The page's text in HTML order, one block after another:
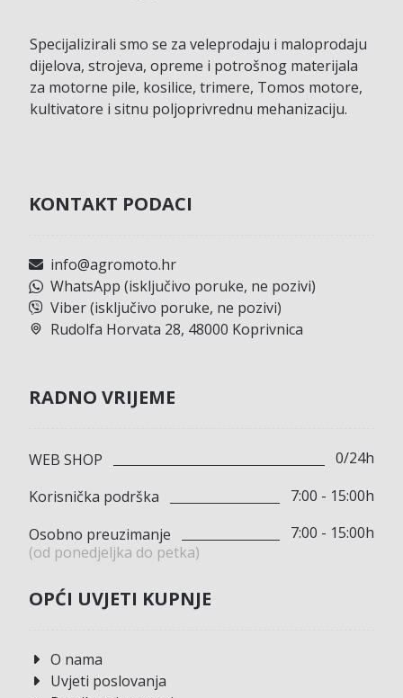
Specijalizirali smo se za veleprodaju i maloprodaju
dijelova, strojeva, opreme i potrošnog materijala
za motorne pile, kosilice, trimere, Tomos motore,
kultivatore i sitnu poljoprivrednu mehanizaciju.
KONTAKT PODACI
info@agromoto.hr
WhatsApp (isključivo poruke, ne pozivi)
Viber (isključivo poruke, ne pozivi)
Rudolfa Horvata 28, 48000 Koprivnica
RADNO VRIJEME
WEB SHOP
0/24h
Korisnička podrška
7:00 - 15:00h
Osobno preuzimanje
(od ponedjeljka do petka)
7:00 - 15:00h
OPĆI UVJETI KUPNJE
O nama
Uvjeti poslovanja